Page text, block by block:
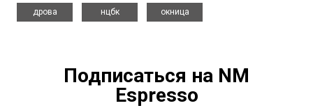
дрова
нцбк
окница
Подписаться на NM
Espresso